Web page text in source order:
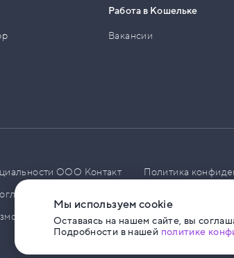
Работа в Кошельке
Вакансии
ООО Контакт
Политика
ПО
Мы используем cookie
Оставаясь на нашем сайте, вы
Подробности в нашей политике